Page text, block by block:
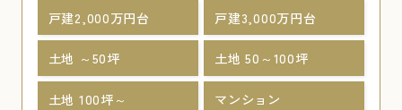
戸建2,000万円台 戸建3,000万円台
土地 ～50坪 土地 50～100坪
土地 100坪～ マンション